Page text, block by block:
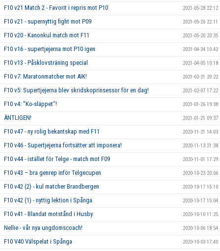
F10 v21 Match 2 - Favorit i repris mot P10 2021-05-28 22:12
F10 v21 - supernyttig fight mot P09 2021-05-26 22:11
F10 v20 - Kanonkul match mot F11 2021-05-20 20:35
F10 v16 - supertjejerna mot P10 igen 2021-04-24 10:42
F10 v13 - Påsklovsträning special 2021-04-05 10:18
F10 v7: Maratonmatcher mot AIK! 2021-02-21 20:22
F10 v5: Supertjejerna blev skridskoprinsessor för en dag! 2021-02-07 17:22
F10 v4: "Ko-släppet"! 2021-01-26 19:38
ÄNTLIGEN! 2021-01-21 09:37
F10 v47 - ny rolig bekantskap med F11 2020-11-21 14:03
F10 v46 - Supertjejerna fortsätter att imponera! 2020-11-13 21:38
F10 v44 - istället för Telge - match mot F09 2020-11-01 17:29
F10 v43 – bra genrep inför Telgecupen 2020-10-23 20:06
F10 v42 (2) - kul matcher Brandbergen 2020-10-17 15:10
F10 v42 (1) - nyttig lektion i Spånga 2020-10-17 15:04
F10 v41 - Blandat motstånd i Husby 2020-10-10 11:25
Nellie - vår nya ungdomscoach! 2020-10-06 18:54
F10 V40 Välspelat i Spånga 2020-10-03 17:40